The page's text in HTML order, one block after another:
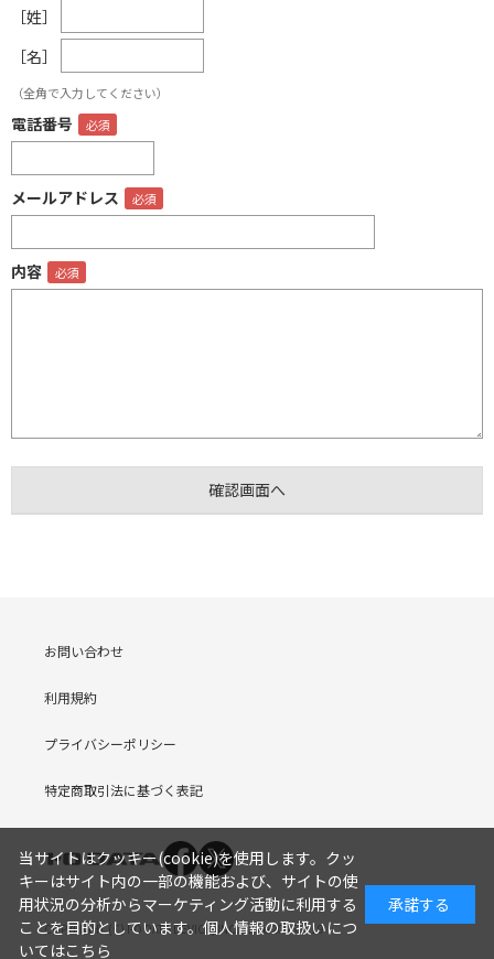
［姓］
［名］
（全角で入力してください）
電話番号
メールアドレス
内容
お問い合わせ
利用規約
プライバシーポリシー
特定商取引法に基づく表記
COPYRIGHT (C) I-O DATA DEVICE, INC. Since 2005.9.19
当サイトはクッキー(cookie)を使用します。クッ
キーはサイト内の一部の機能および、サイトの使
用状況の分析からマーケティング活動に利用する
ことを目的としています。個人情報の取扱いにつ
いてはこちら
承諾する